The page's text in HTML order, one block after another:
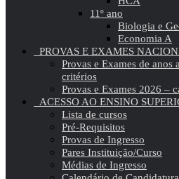
11º ano
Biologia e
Economia A
PROVAS E EXAMES
Provas e Exames de anos
critérios
Provas e Exames 2026 –
ACESSO AO ENSINO
Lista de cursos
Pré-Requisitos
Provas de Ingresso
Pares Instituição/Curso
Médias de Ingresso